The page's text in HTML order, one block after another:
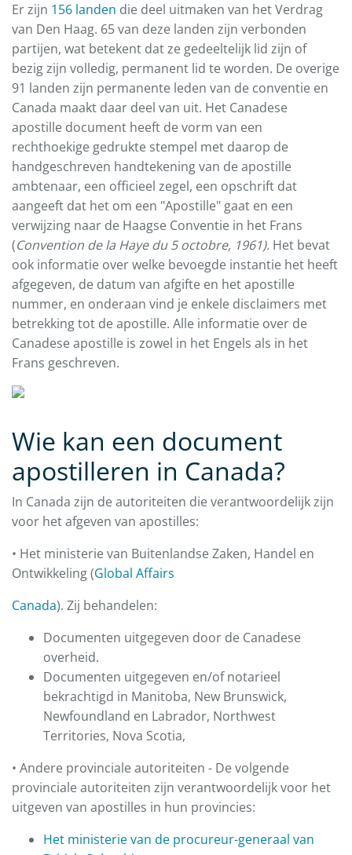
Er zijn 156 landen die deel uitmaken van het Verdrag
van Den Haag. 65 van deze landen zijn verbonden
partijen, wat betekent dat ze gedeeltelijk lid zijn of
bezig zijn volledig, permanent lid te worden. De overige
91 landen zijn permanente leden van de conventie en
Canada maakt daar deel van uit. Het Canadese
apostille document heeft de vorm van een
rechthoekige gedrukte stempel met daarop de
handgeschreven handtekening van de apostille
ambtenaar, een officieel zegel, een opschrift dat
aangeeft dat het om een "Apostille" gaat en een
verwijzing naar de Haagse Conventie in het Frans
(Convention de la Haye du 5 octobre, 1961). Het bevat
ook informatie over welke bevoegde instantie het heeft
afgegeven, de datum van afgifte en het apostille
nummer, en onderaan vind je enkele disclaimers met
betrekking tot de apostille. Alle informatie over de
Canadese apostille is zowel in het Engels als in het
Frans geschreven.
Wie kan een document
apostilleren in Canada?
In Canada zijn de autoriteiten die verantwoordelijk zijn
voor het afgeven van apostilles:
• Het ministerie van Buitenlandse Zaken, Handel en
Ontwikkeling (Global Affairs
Canada). Zij behandelen:
Documenten uitgegeven door de Canadese
overheid.
Documenten uitgegeven en/of notarieel
bekrachtigd in Manitoba, New Brunswick,
Newfoundland en Labrador, Northwest
Territories, Nova Scotia,
• Andere provinciale autoriteiten - De volgende
provinciale autoriteiten zijn verantwoordelijk voor het
uitgeven van apostilles in hun provincies:
Het ministerie van de procureur-generaal van